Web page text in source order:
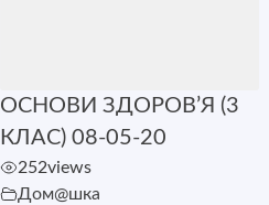
ОСНОВИ ЗДОРОВ’Я (3
КЛАС) 08-05-20
252views
Дом@шка